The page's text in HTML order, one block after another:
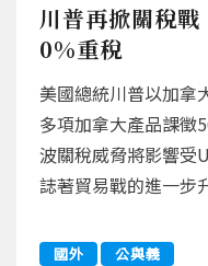
川普再掀關稅
0%重稅
美國總統川普以加拿
多項加拿大產品課徵
波關稅威脅將影響受
誌著貿易戰的進一步
國外 公與義